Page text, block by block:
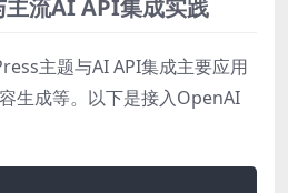
流AI API集成实践
主题与AI API集成主要应用
生成等。以下是接入OpenAI